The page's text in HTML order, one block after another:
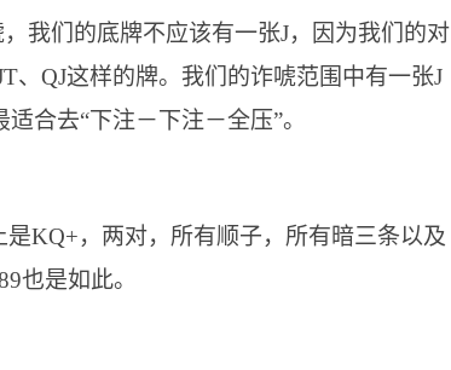
我们的底牌不应该有一张J，因为我们的对
、QJ这样的牌。我们的诈唬范围中有一张J
合去“下注－下注－全压”。
KQ+，两对，所有顺子，所有暗三条以及
也是如此。